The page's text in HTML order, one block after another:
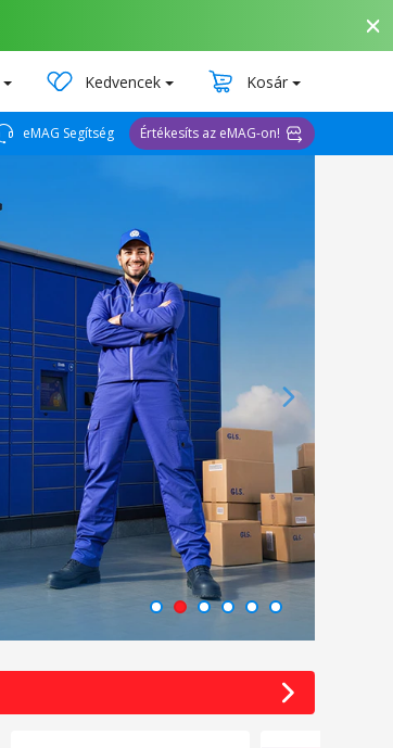
Kedvencek Kosár
eMAG Segítség Értékesíts az eMAG-on!